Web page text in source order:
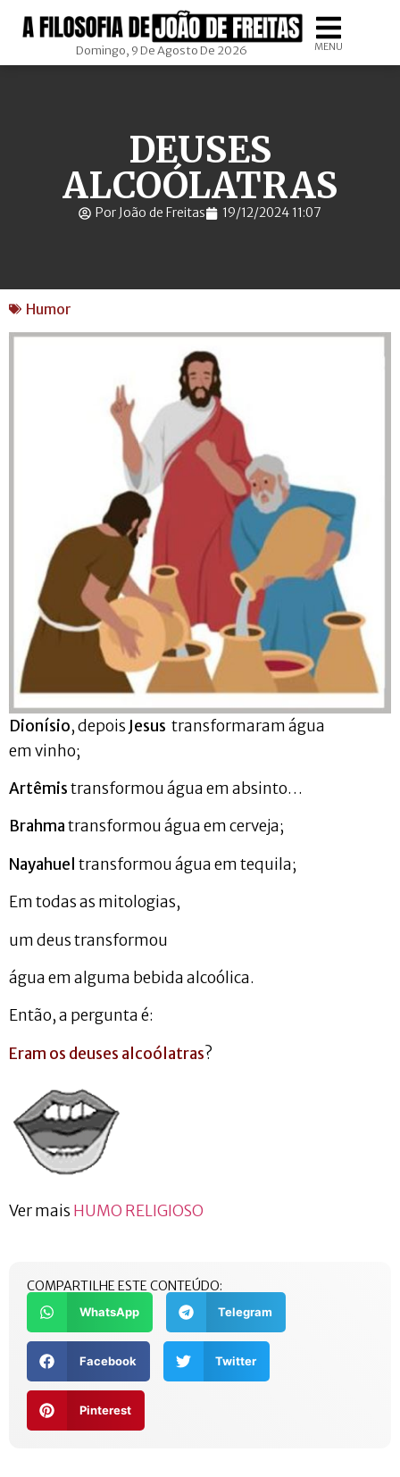
Domingo, 9 De Agosto De 2026 MENU
DEUSES
ALCOÓLATRAS
Por João de Freitas 19/12/2024 11:07
Humor
Dionísio, depois Jesus transformaram água
em vinho;
Artêmistransformou água em absinto…
Brahmatransformou água em cerveja;
Nayahuel transformou água em tequila;
Em todas as mitologias,
um deus transformou
água em alguma bebida alcoólica.
Então, a pergunta é:
Eram os deuses alcoólatras?
Ver mais HUMO RELIGIOSO
COMPARTILHE ESTE CONTEÚDO:
WhatsApp Telegram
Facebook Twitter
Pinterest